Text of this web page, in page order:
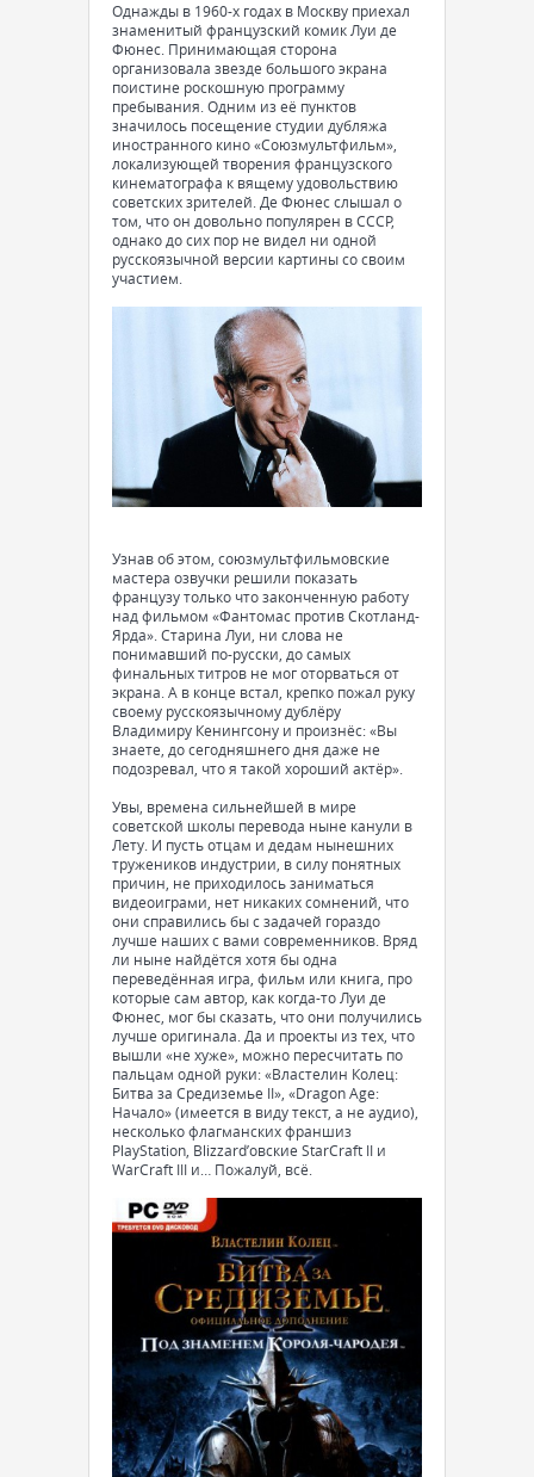
Однажды в 1960-х годах в Москву приехал
знаменитый французский комик Луи де
Фюнес. Принимающая сторона
организовала звезде большого экрана
поистине роскошную программу
пребывания. Одним из её пунктов
значилось посещение студии дубляжа
иностранного кино «Союзмультфильм»,
локализующей творения французского
кинематографа к вящему удовольствию
советских зрителей. Де Фюнес слышал о
том, что он довольно популярен в СССР,
однако до сих пор не видел ни одной
русскоязычной версии картины со своим
участием.
Узнав об этом, союзмультфильмовские
мастера озвучки решили показать
французу только что законченную работу
над фильмом «Фантомас против Скотланд-
Ярда». Старина Луи, ни слова не
понимавший по-русски, до самых
финальных титров не мог оторваться от
экрана. А в конце встал, крепко пожал руку
своему русскоязычному дублёру
Владимиру Кенингсону и произнёс: «Вы
знаете, до сегодняшнего дня даже не
подозревал, что я такой хороший актёр».
Увы, времена сильнейшей в мире
советской школы перевода ныне канули в
Лету. И пусть отцам и дедам нынешних
тружеников индустрии, в силу понятных
причин, не приходилось заниматься
видеоиграми, нет никаких сомнений, что
они справились бы с задачей гораздо
лучше наших с вами современников. Вряд
ли ныне найдётся хотя бы одна
переведённая игра, фильм или книга, про
которые сам автор, как когда-то Луи де
Фюнес, мог бы сказать, что они получились
лучше оригинала. Да и проекты из тех, что
вышли «не хуже», можно пересчитать по
пальцам одной руки: «Властелин Колец:
Битва за Средиземье II», «Dragon Age:
Начало» (имеется в виду текст, а не аудио),
несколько флагманских франшиз
PlayStation, Blizzard’овские StarCraft II и
WarCraft III и… Пожалуй, всё.